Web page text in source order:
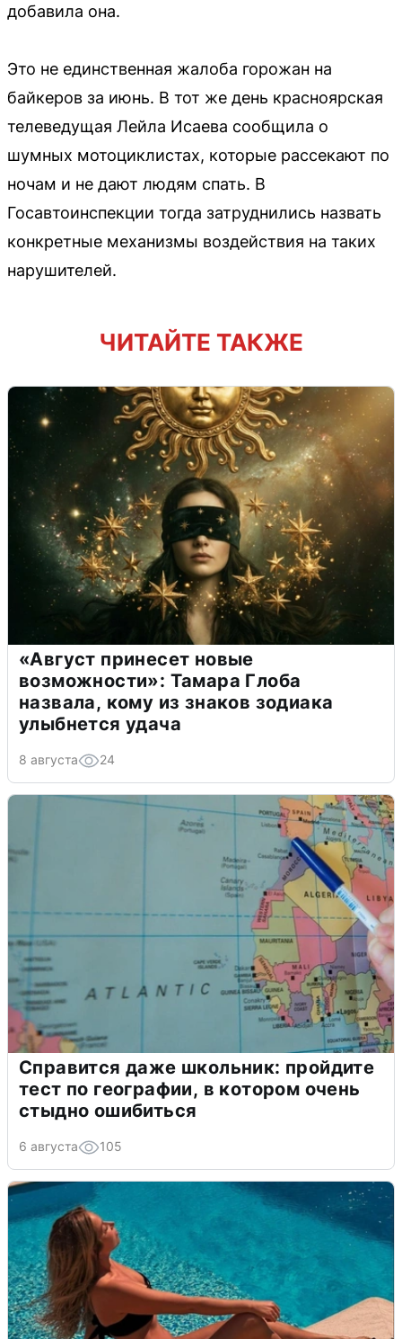
добавила она.
Это не единственная жалоба горожан на
байкеров за июнь. В тот же день красноярская
телеведущая Лейла Исаева сообщила о
шумных мотоциклистах, которые рассекают по
ночам и не дают людям спать. В
Госавтоинспекции тогда затруднились назвать
конкретные механизмы воздействия на таких
нарушителей.
ЧИТАЙТЕ ТАКЖЕ
«Август принесет новые
возможности»: Тамара Глоба
назвала, кому из знаков зодиака
улыбнется удача
8 августа 24
Справится даже школьник: пройдите
тест по географии, в котором очень
стыдно ошибиться
6 августа 105